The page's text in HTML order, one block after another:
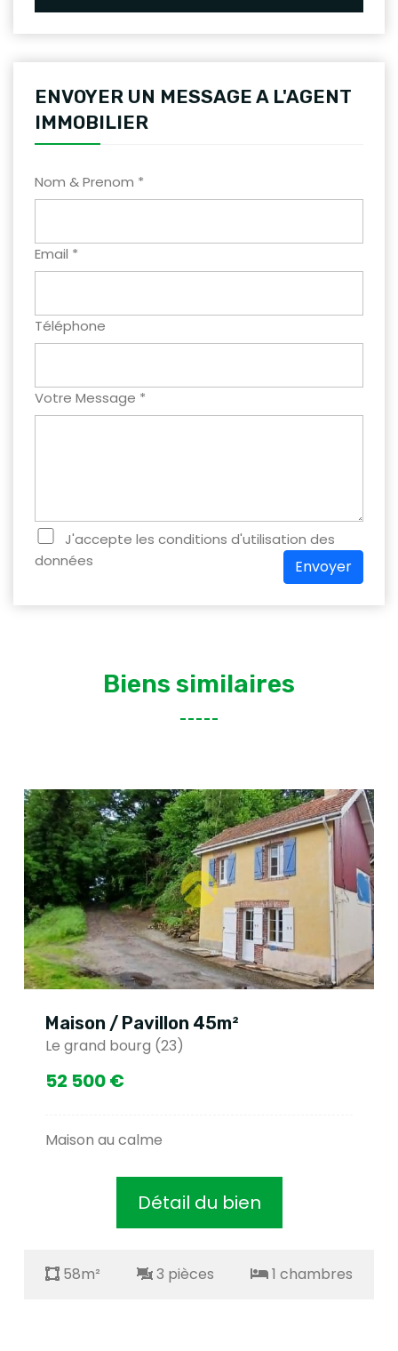
ENVOYER UN MESSAGE A L'AGENT
IMMOBILIER
Nom & Prenom *
Email *
Téléphone
Votre Message *
J'accepte les conditions d'utilisation des
données
Envoyer
Biens similaires
Maison / Pavillon 45m²
Le grand bourg (23)
52 500 €
Maison au calme
Détail du bien
58m² 3 pièces 1 chambres